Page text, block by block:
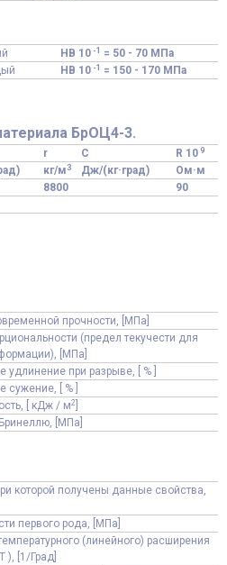
HB 10 -1
= 50 - 70 МПа
HB 10 -1 = 150 - 170 МПа
БрОЦ4-3.
r C R 10 9
кг/м3 Дж/(кг·град)
Ом·м
8800
90
прочности, [МПа]
(предел текучести для
[МПа]
удлинение при разрыве, [ % ]
сужение, [ % ]
[ кДж / м2
[МПа]
которой получены данные свойства,
первого рода, [МПа]
(линейного) расширения
), [1/Град]